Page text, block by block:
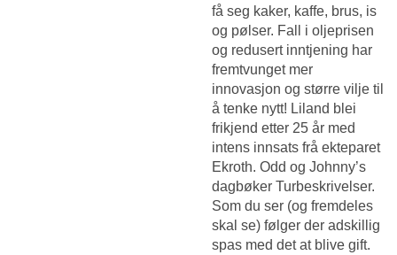
få seg kaker, kaffe, brus, is
og pølser. Fall i oljeprisen
og redusert inntjening har
fremtvunget mer
innovasjon og større vilje til
å tenke nytt! Liland blei
frikjend etter 25 år med
intens innsats frå ekteparet
Ekroth. Odd og Johnny’s
dagbøker Turbeskrivelser.
Som du ser (og fremdeles
skal se) følger der adskillig
spas med det at blive gift.